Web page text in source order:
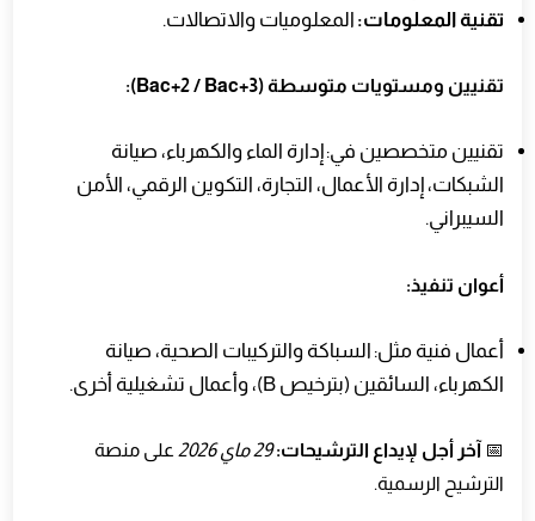
تقنية المعلومات: المعلوميات والاتصالات.
تقنيين ومستويات متوسطة (Bac+2 / Bac+3):
تقنيين متخصصين في: إدارة الماء والكهرباء، صيانة
الشبكات، إدارة الأعمال، التجارة، التكوين الرقمي، الأمن
السيبراني.
أعوان تنفيذ:
أعمال فنية مثل: السباكة والتركيبات الصحية، صيانة
الكهرباء، السائقين (بترخيص B)، وأعمال تشغيلية أخرى.
📅 آخر أجل لإيداع الترشيحات: 29 ماي 2026
على منصة
الترشيح الرسمية.